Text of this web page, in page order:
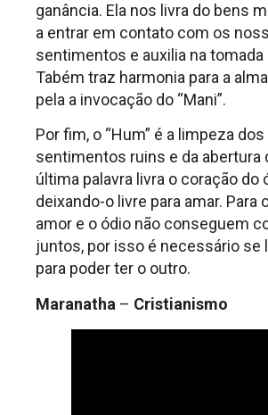
ganância. Ela nos livra do bens
a entrar em contato com os
sentimentos e auxilia na
Tabém traz harmonia para a
pela a invocação do “Mani”.
Por fim, o “Hum” é a limpeza
sentimentos ruins e da abertura
última palavra livra o coração do
deixando-o livre para amar. Para
amor e o ódio não conseguem
juntos, por isso é necessário se
para poder ter o outro.
Maranatha – Cristianismo